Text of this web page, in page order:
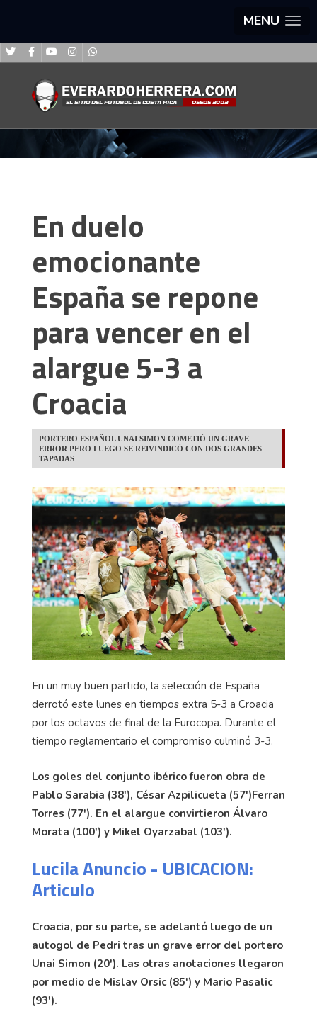
MENU
En duelo
emocionante
España se repone
para vencer en el
alargue 5-3 a
Croacia
PORTERO ESPAÑOL UNAI SIMON COMETIÓ UN GRAVE
ERROR PERO LUEGO SE REIVINDICÓ CON DOS GRANDES
TAPADAS
En un muy buen partido, la selección de España
derrotó este lunes en tiempos extra 5-3 a Croacia
por los octavos de final de la Eurocopa. Durante el
tiempo reglamentario el compromiso culminó 3-3.
Los goles del conjunto ibérico fueron obra de
Pablo Sarabia (38'), César Azpilicueta (57')Ferran
Torres (77'). En el alargue convirtieron Álvaro
Morata (100') y Mikel Oyarzabal (103').
Lucila Anuncio - UBICACION:
Articulo
Croacia, por su parte, se adelantó luego de un
autogol de Pedri tras un grave error del portero
Unai Simon (20'). Las otras anotaciones llegaron
por medio de Mislav Orsic (85') y Mario Pasalic
(93').